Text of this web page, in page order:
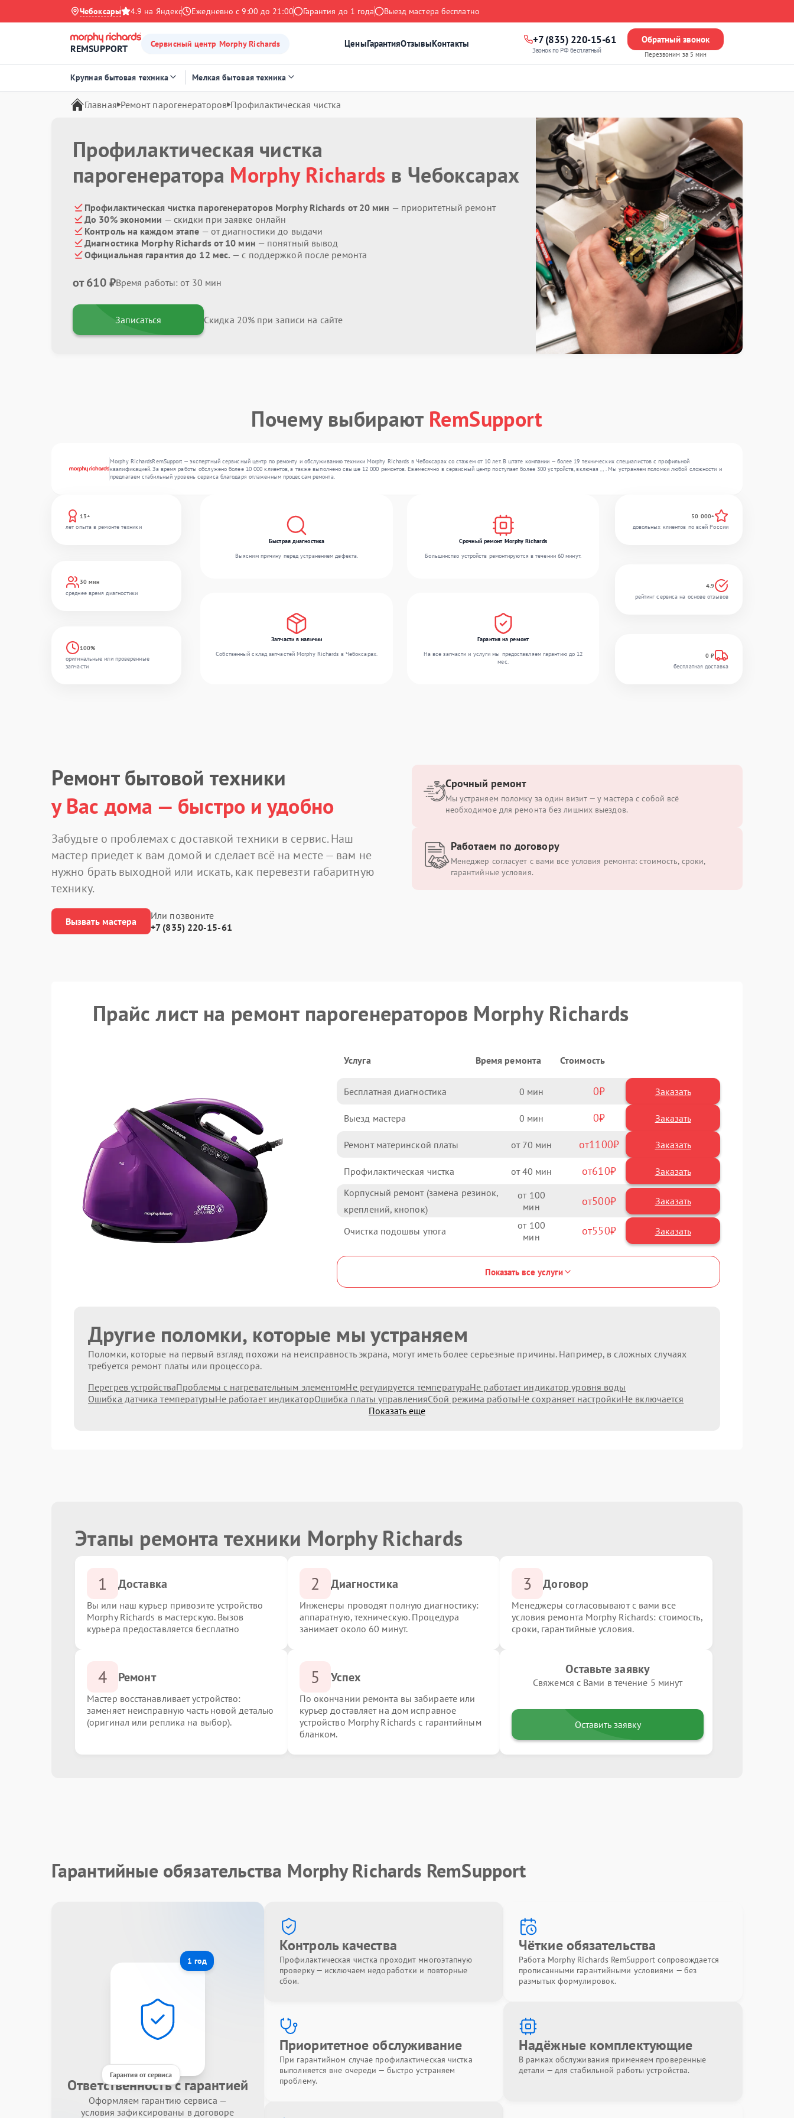
Чебоксары 4.9 на Яндекс Ежедневно с 9:00 до 21:00 Гарантия до 1 года Выезд мастера бесплатно
REMSUPPORT Сервисный центр Morphy Richards ЦеныГарантияОтзывыКонтакты +7 (835) 220-15-61
Звонок по РФ бесплатный
Обратный звонок
Перезвоним за 5 мин
Крупная бытовая техника Мелкая бытовая техника
Главная Ремонт парогенераторов Профилактическая чистка
Профилактическая чистка
парогенератора Morphy Richards в Чебоксарах
Профилактическая чистка парогенераторов Morphy Richards от 20 мин — приоритетный ремонт
До 30% экономии — скидки при заявке онлайн
Контроль на каждом этапе — от диагностики до выдачи
Диагностика Morphy Richards от 10 мин — понятный вывод
Официальная гарантия до 12 мес. — с поддержкой после ремонта
от 610 ₽Время работы: от 30 мин
Записаться Скидка 20% при записи на сайте
Почему выбирают RemSupport
Morphy RichardsRemSupport — экспертный сервисный центр по ремонту и обслуживанию техники Morphy Richards в Чебоксарах со стажем от 10 лет. В штате компании — более 19 технических специалистов с профильной
квалификацией. За время работы обслужено более 10 000 клиентов, а также выполнено свыше 12 000 ремонтов. Ежемесячно в сервисный центр поступает более 300 устройств, включая , , . Мы устраняем поломки любой сложности и
предлагаем стабильный уровень сервиса благодаря отлаженным процессам ремонта.
13+
лет опыта в ремонте техники
30 мин
среднее время диагностики
100%
оригинальные или проверенные
запчасти
Быстрая диагностика
Выясним причину перед устранением дефекта.
Срочный ремонт Morphy Richards
Большинство устройств ремонтируются в течении 60 минут.
Запчасти в наличии
Собственный склад запчастей Morphy Richards в Чебоксарах.
Гарантия на ремонт
На все запчасти и услуги мы предоставляем гарантию до 12
мес.
50 000+
довольных клиентов по всей России
4.9
рейтинг сервиса на основе отзывов
0 ₽
бесплатная доставка
Ремонт бытовой техники
у Вас дома — быстро и удобно
Забудьте о проблемах с доставкой техники в сервис. Наш
мастер приедет к вам домой и сделает всё на месте — вам не
нужно брать выходной или искать, как перевезти габаритную
технику.
Вызвать мастера
Или позвоните
+7 (835) 220-15-61
Срочный ремонт
Мы устраняем поломку за один визит — у мастера с собой всё
необходимое для ремонта без лишних выездов.
Работаем по договору
Менеджер согласует с вами все условия ремонта: стоимость, сроки,
гарантийные условия.
Прайс лист на ремонт парогенераторов Morphy Richards
Услуга Время ремонта Стоимость
Бесплатная диагностика 0 0 Заказать
Выезд мастера 0 0 Заказать
Ремонт материнской платы 70 1100
Профилактическая чистка 40 610
Корпусный ремонт (замена резинок,
креплений, кнопок)
100 500
Очистка подошвы утюга 100 550
Показать все услуги
Другие поломки, которые мы устраняем
Поломки, которые на первый взгляд похожи на неисправность экрана, могут иметь более серьезные причины. Например, в сложных случаях
требуется ремонт платы или процессора.
Перегрев устройстваПроблемы с нагревательным элементомНе регулируется температураНе работает индикатор уровня воды
Ошибка датчика температурыНе работает индикаторОшибка платы управленияСбой режима работыНе сохраняет настройкиНе включается
Показать еще
Этапы ремонта техники Morphy Richards
1 Доставка
Вы или наш курьер привозите устройство
Morphy Richards в мастерскую. Вызов
курьера предоставляется бесплатно
2 Диагностика
Инженеры проводят полную диагностику:
аппаратную, техническую. Процедура
занимает около 60 минут.
3 Договор
Менеджеры согласовывают с вами все
условия ремонта Morphy Richards: стоимость,
сроки, гарантийные условия.
4 Ремонт
Мастер восстанавливает устройство:
заменяет неисправную часть новой деталью
(оригинал или реплика на выбор).
5 Успех
По окончании ремонта вы забираете или
курьер доставляет на дом исправное
устройство Morphy Richards с гарантийным
бланком.
Оставьте заявку
Свяжемся с Вами в течение 5 минут
Оставить заявку
Гарантийные обязательства Morphy Richards RemSupport
1 год
Гарантия от сервиса
Ответственность с гарантией
Оформляем гарантию сервиса —
условия зафиксированы в договоре
Контроль качества
Профилактическая чистка проходит многоэтапную
проверку — исключаем недоработки и повторные
сбои.
Чёткие обязательства
Работа Morphy Richards RemSupport сопровождается
прописанными гарантийными условиями — без
размытых формулировок.
Приоритетное обслуживание
При гарантийном случае профилактическая чистка
выполняется вне очереди — быстро устраняем
проблему.
Надёжные комплектующие
В рамках обслуживания применяем проверенные
детали — для стабильной работы устройства.